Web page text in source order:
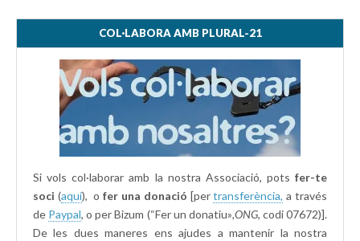
COL·LABORA AMB PLURAL-21
Si vols col·laborar amb la nostra Associació, pots fer-te
soci (aquí), ofer una donació [pertransferència, a través
de Paypal, o per Bizum (“Fer un donatiu»,ONG, codi 07672)].
De les dues maneres ens ajudes a mantenir la nostra